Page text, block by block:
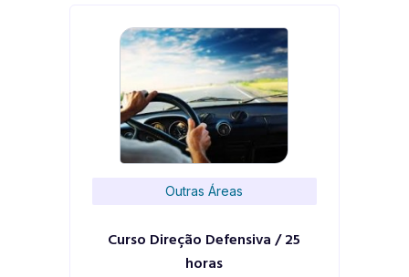
Outras Áreas
Curso Direção Defensiva / 25
horas